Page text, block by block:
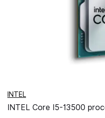
INTEL
INTEL Core I5-13500